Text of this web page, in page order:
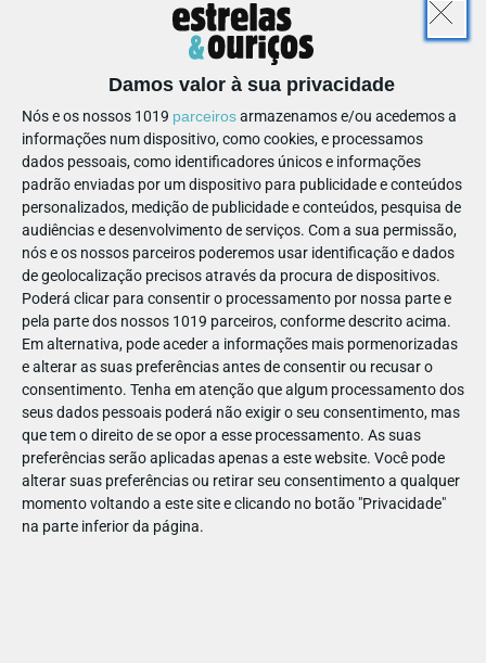
Damos valor à sua privacidade
Nós e os nossos 1019 parceirosarmazenamos e/ou acedemos a
informações num dispositivo, como cookies, e processamos
dados pessoais, como identificadores únicos e informações
padrão enviadas por um dispositivo para publicidade e conteúdos
personalizados, medição de publicidade e conteúdos, pesquisa de
audiências e desenvolvimento de serviços. Com a sua permissão,
nós e os nossos parceiros poderemos usar identificação e dados
de geolocalização precisos através da procura de dispositivos.
Poderá clicar para consentir o processamento por nossa parte e
pela parte dos nossos 1019 parceiros, conforme descrito acima.
Em alternativa, pode aceder a informações mais pormenorizadas
e alterar as suas preferências antes de consentir ou recusar o
consentimento. Tenha em atenção que algum processamento dos
seus dados pessoais poderá não exigir o seu consentimento, mas
que tem o direito de se opor a esse processamento. As suas
preferências serão aplicadas apenas a este website. Você pode
alterar suas preferências ou retirar seu consentimento a qualquer
momento voltando a este site e clicando no botão "Privacidade"
na parte inferior da página.
23
810221434931516